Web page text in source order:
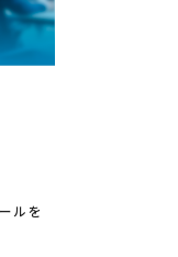
ルを